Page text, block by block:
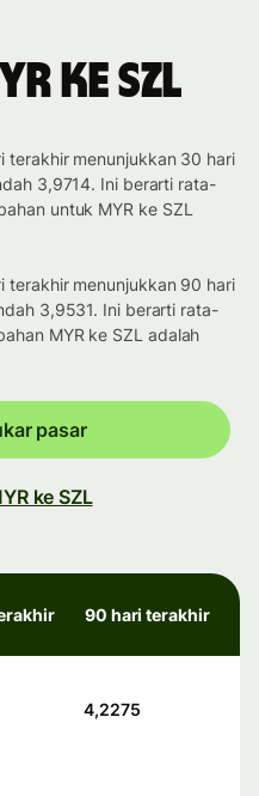
ke SZL
terakhir menunjukkan 30 hari
3,9714. Ini berarti rata-
untuk MYR ke SZL
terakhir menunjukkan 90 hari
3,9531. Ini berarti rata-
MYR ke SZL adalah
pasar
ke SZL
90 hari terakhir
4,2275